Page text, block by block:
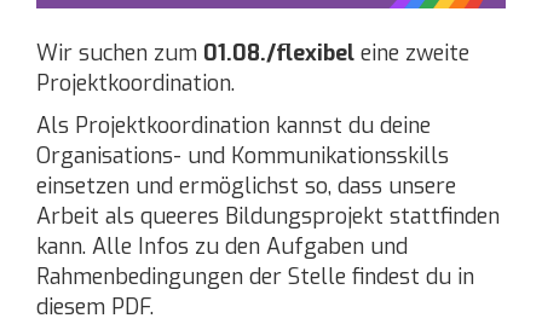
Wir suchen zum 01.08./flexibel eine zweite
Projektkoordination.
Als Projektkoordination kannst du deine
Organisations- und Kommunikationsskills
einsetzen und ermöglichst so, dass unsere
Arbeit als queeres Bildungsprojekt stattfinden
kann. Alle Infos zu den Aufgaben und
Rahmenbedingungen der Stelle findest du in
diesem PDF.